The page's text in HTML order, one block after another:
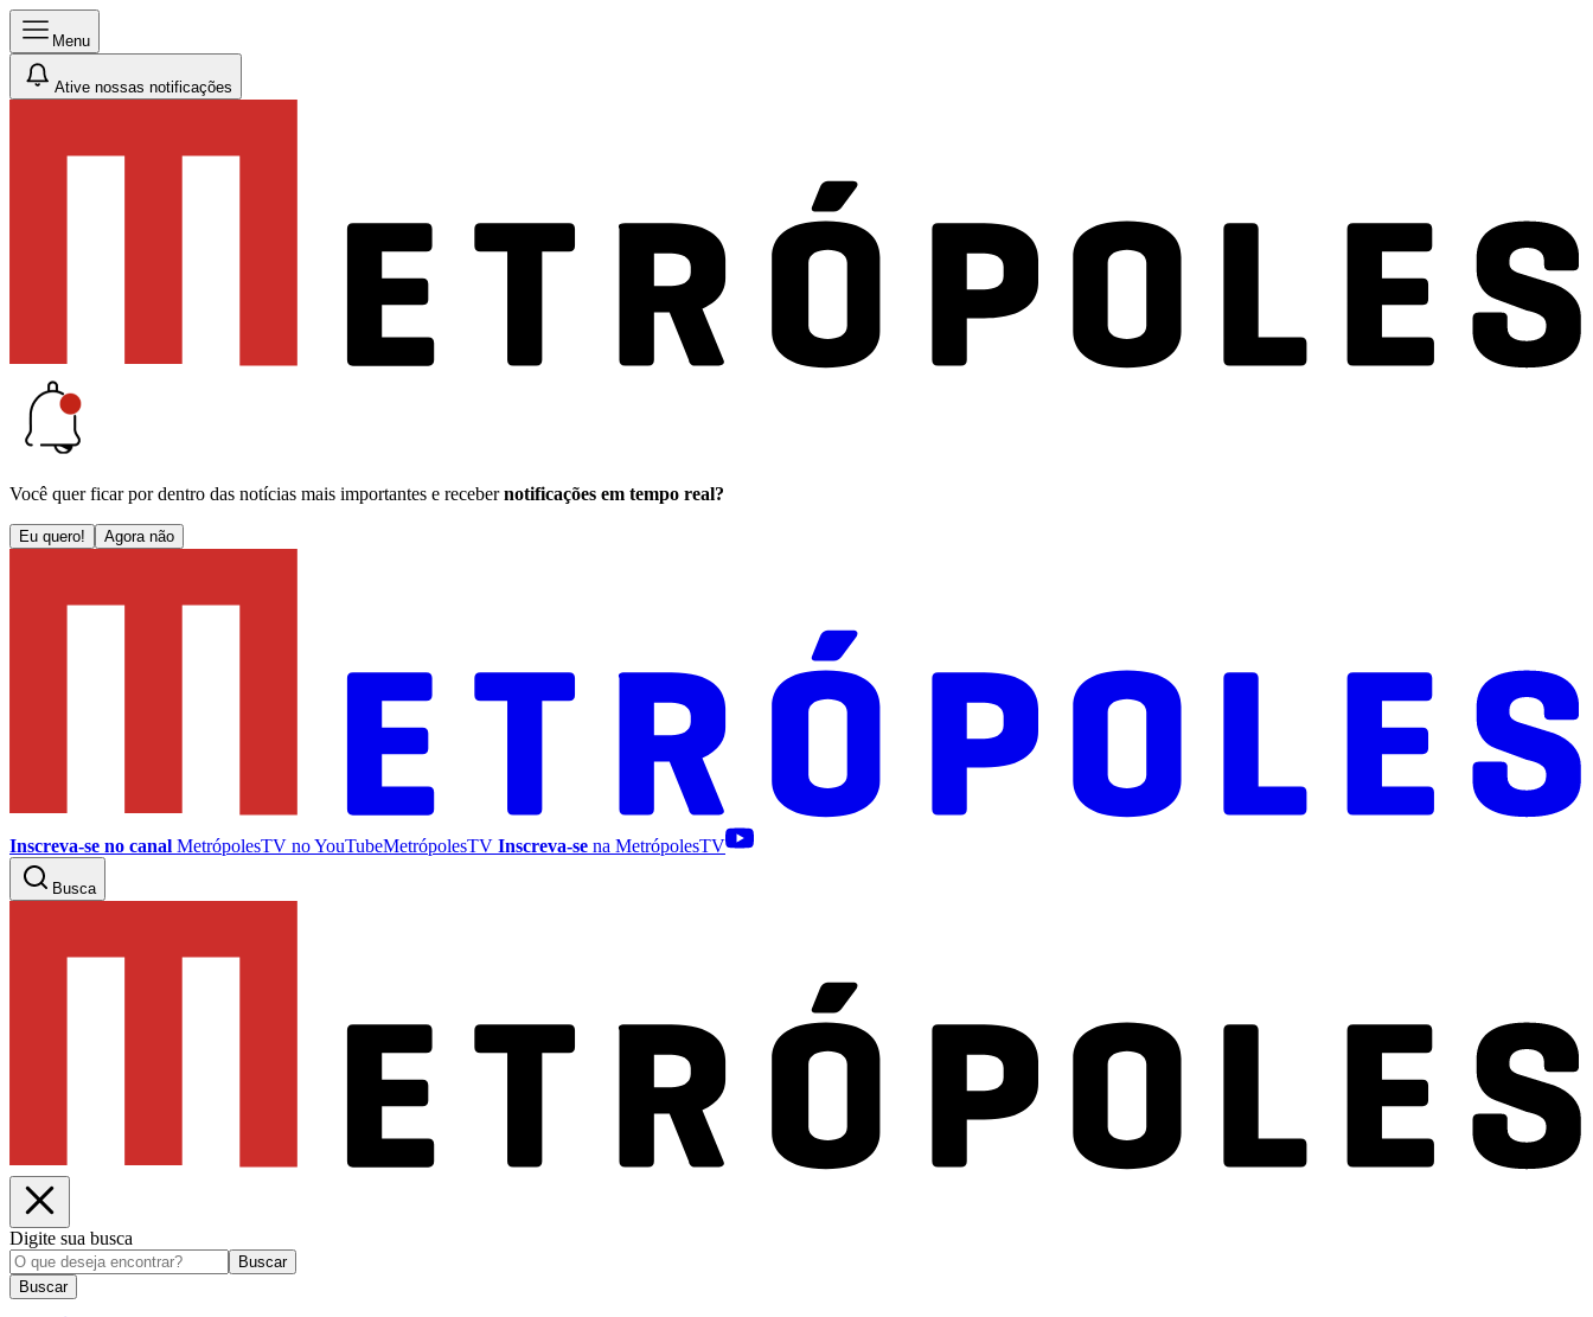
Menu
Ative nossas notificações
Você quer ficar por dentro das notícias mais importantes e receber notificações em tempo real?
Eu quero! Agora não
Inscreva-se no canal MetrópolesTV noYouTubeMetrópolesTV Inscreva-se na MetrópolesTV
Busca
Digite sua busca
Buscar
Buscar